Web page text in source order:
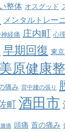
整体 オスグッド
メンタルトレー
経痛 庄内町 心
早期回復 東
美原健康
痛み 背中腰の張り
町 酒田市
痛 頭痛 首の痛み